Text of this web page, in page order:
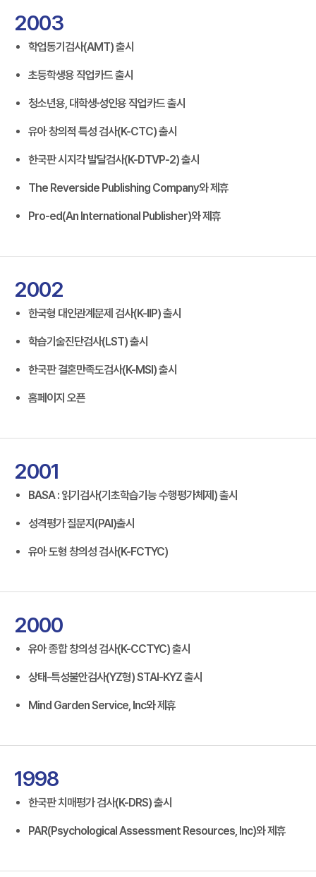
2003
학업동기검사(AMT) 출시
초등학생용 직업카드 출시
청소년용, 대학생·성인용 직업카드 출시
유아 창의적 특성 검사(K-CTC) 출시
한국판 시지각 발달검사(K-DTVP-2) 출시
The Reverside Publishing Company와 제휴
Pro-ed(An International Publisher)와 제휴
2002
한국형 대인관계문제 검사(K-IIP) 출시
학습기술진단검사(LST) 출시
한국판 결혼만족도검사(K-MSI) 출시
홈페이지 오픈
2001
BASA : 읽기검사(기초학습기능 수행평가체제) 출시
성격평가 질문지(PAI)출시
유아 도형 창의성 검사(K-FCTYC)
2000
유아 종합 창의성 검사(K-CCTYC) 출시
상태-특성불안검사(YZ형) STAI-KYZ 출시
Mind Garden Service, Inc와 제휴
1998
한국판 치매평가 검사(K-DRS) 출시
PAR(Psychological Assessment Resources, Inc)와 제휴